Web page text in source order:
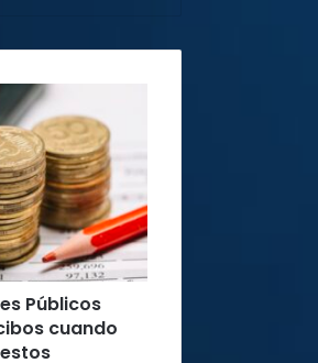
Públicos
cuando